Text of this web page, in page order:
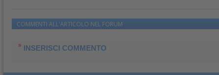
COMMENTI ALL'ARTICOLO NEL FORUM
INSERISCI COMMENTO